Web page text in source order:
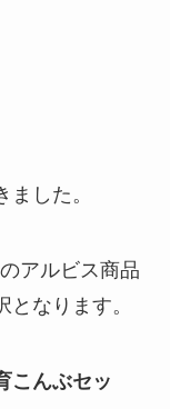
した。
アルビス商品
なります。
こんぶセッ